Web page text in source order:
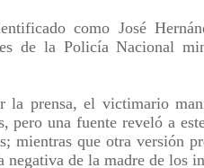
como José
de la Policía Nacional
la prensa, el victimario
pero una fuente reveló a
mientras que otra versión
negativa de la madre de los